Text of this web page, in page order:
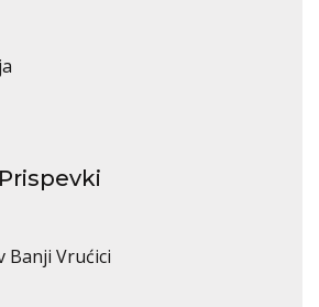
Banji Vrućici